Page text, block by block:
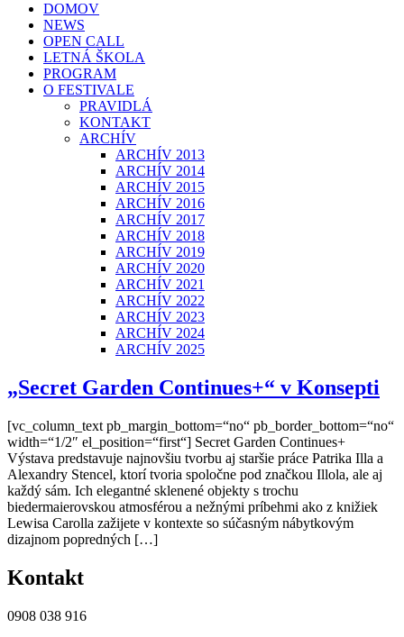
DOMOV
NEWS
OPEN CALL
LETNÁ ŠKOLA
PROGRAM
O FESTIVALE
PRAVIDLÁ
KONTAKT
ARCHÍV
ARCHÍV 2013
ARCHÍV 2014
ARCHÍV 2015
ARCHÍV 2016
ARCHÍV 2017
ARCHÍV 2018
ARCHÍV 2019
ARCHÍV 2020
ARCHÍV 2021
ARCHÍV 2022
ARCHÍV 2023
ARCHÍV 2024
ARCHÍV 2025
„Secret Garden Continues+“ v Konsepti
[vc_column_text pb_margin_bottom=“no“ pb_border_bottom=“no“
width=“1/2″ el_position=“first“] Secret Garden Continues+
Výstava predstavuje najnovšiu tvorbu aj staršie práce Patrika Illa a
Alexandry Stencel, ktorí tvoria spoločne pod značkou Illola, ale aj
každý sám. Ich elegantné sklenené objekty s trochu
biedermaierovskou atmosférou a nežnými príbehmi ako z knižiek
Lewisa Carolla zažijete v kontexte so súčasným nábytkovým
dizajnom popredných […]
Kontakt
0908 038 916